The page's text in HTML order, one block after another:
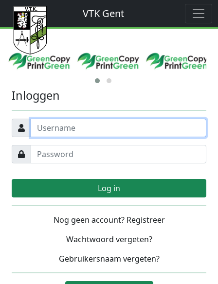
VTK Gent
Inloggen
Log in
Nog geen account? Registreer
Wachtwoord vergeten?
Gebruikersnaam vergeten?